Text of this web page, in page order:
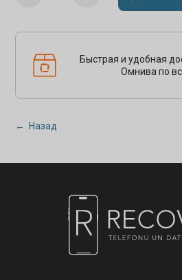
Быстрая и удобная
Омнива по
← Назад